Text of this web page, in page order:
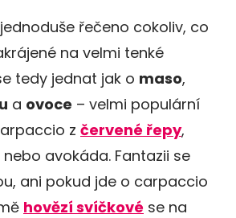
řečeno cokoliv, co
na velmi tenké
tedy jednat jak o maso,
a ovoce – velmi populární
z červené řepy,
avokáda. Fantazii se
ani pokud jde o carpaccio
hovězí svíčkové se na